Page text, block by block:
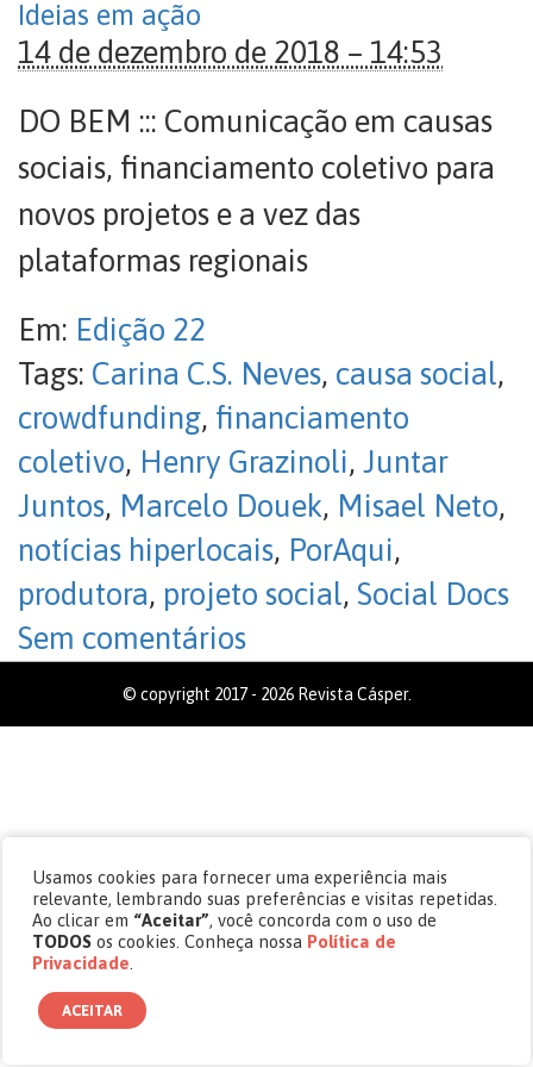
Ideias em ação
14 de dezembro de 2018 – 14:53
DO BEM ::: Comunicação em causas
sociais, financiamento coletivo para
novos projetos e a vez das
plataformas regionais
Em: Edição 22
Tags: Carina C.S. Neves, causa social,
crowdfunding, financiamento
coletivo, Henry Grazinoli, Juntar
Juntos, Marcelo Douek, Misael Neto,
notícias hiperlocais, PorAqui,
produtora, projeto social, Social Docs
Sem comentários
© copyright 2017 - 2026 Revista Cásper.
Usamos cookies para fornecer uma experiência mais
relevante, lembrando suas preferências e visitas repetidas.
Ao clicar em “Aceitar”, você concorda com o uso de
TODOS os cookies. Conheça nossa Política de
Privacidade
ACEITAR